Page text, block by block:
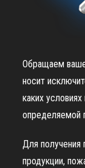
Обращаем
носит
каких
определяемой
Для получения
продукции,